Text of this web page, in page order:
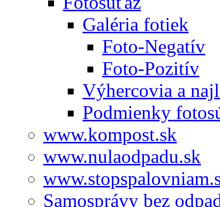
Galéria fotiek
Foto-Negatív
Foto-Pozitív
Výhercovia a
Podmienky
www.kompost.sk
www.nulaodpadu.sk
Samosprávy bez